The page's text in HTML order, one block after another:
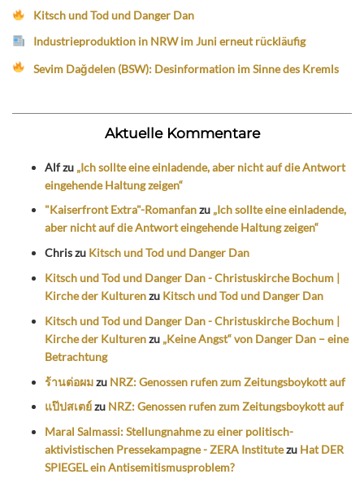
Kitsch und Tod und Danger Dan
Industrieproduktion in NRW im Juni erneut rückläufig
Sevim Dağdelen (BSW): Desinformation im Sinne des Kremls
Aktuelle Kommentare
Alfzu „Ich sollte eine einladende, aber nicht auf die Antwort
eingehende Haltung zeigen“
"Kaiserfront Extra"-Romanfanzu „Ich sollte eine einladende,
aber nicht auf die Antwort eingehende Haltung zeigen“
Chriszu Kitsch und Tod und Danger Dan
Kitsch und Tod und Danger Dan - Christuskirche Bochum |
Kirche der Kulturenzu Kitsch und Tod und Danger Dan
Kitsch und Tod und Danger Dan - Christuskirche Bochum |
Kirche der Kulturenzu „Keine Angst“ von Danger Dan – eine
Betrachtung
ร้านต่อผมzu NRZ: Genossen rufen zum Zeitungsboykott auf
แป๊ปสเตย์zu NRZ: Genossen rufen zum Zeitungsboykott auf
Maral Salmassi: Stellungnahme zu einer politisch-
aktivistischen Pressekampagne - ZERA Institutezu Hat DER
SPIEGEL ein Antisemitismusproblem?